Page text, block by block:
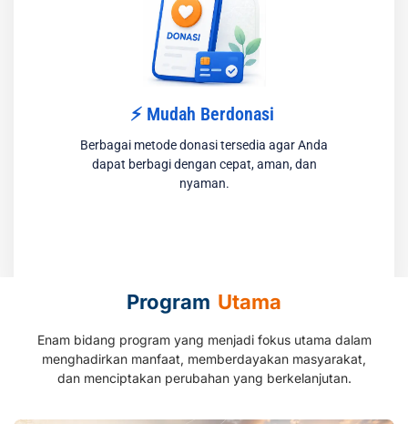
⚡ Mudah Berdonasi
Berbagai metode donasi tersedia agar Anda
dapat berbagi dengan cepat, aman, dan
nyaman.
Program Utama
Enam bidang program yang menjadi fokus utama dalam
menghadirkan manfaat, memberdayakan masyarakat,
dan menciptakan perubahan yang berkelanjutan.